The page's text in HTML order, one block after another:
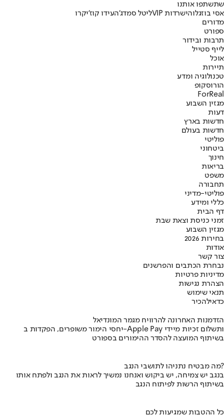
שתשתפו אותנו
אסי בוזגלוהישרדות VIP ליטל סמדג'העידו קוז'יקרו
מדורים
ספורט
תרבות ובידור
לייף סטייל
אוכל
תיירות
טכנולוגיה ומדע
הורוסקופ
ForReal
מגזין השבוע
דעות
חדשות בארץ
חדשות בעולם
פוליטי
ביטחוני
חינוך
בריאות
משפט
תחבורה
פוליטי-מדיני
כללי ומידע
דף הבית
זמני כניסת וצאת שבת
מגזין השבוע
בחירות 2026
אודות
צור קשר
נבחרת הכתבים והפרשנים
מדיניות פרטיות
הצהרת נגישות
תנאי שימוש
כדאילהכיר
הזדמנות האחרונה להרוויח מגמר המונדיאל
יחסי הימור משופרים, הפקדות ב-Apple Pay ותשלום זכיות מיידי
בשיתוף המועצה להסדר ההימורים בספורט
מה מבטיח נתניהו לתושבי הנגב?
בנגב יש צמיחה, יש ביקוש ואנחנו נמשיך לראות את הנגב ולפתח אותו
בשיתוף הרשות לפיתוח הנגב
כל ההטבות שמגיעות לכם